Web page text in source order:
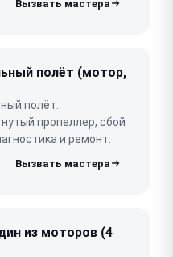
полёт (мотор,
полёт.
пропеллер, сбой
и ремонт.
из моторов (4